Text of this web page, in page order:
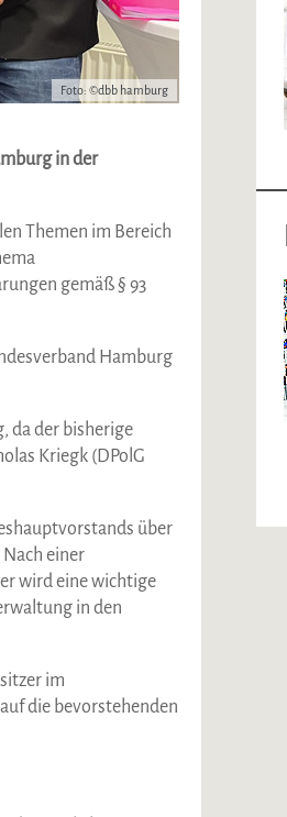
Foto: ©dbb hamburg
in der
Themen im Bereich
gemäß § 93
Hamburg
da der bisherige
Kriegk (DPolG
über
einer
wird eine wichtige
in den
im
die bevorstehenden